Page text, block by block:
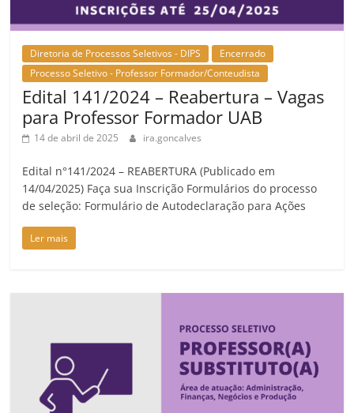
Diretoria de Processos Seletivos - DIPS
Encerrado
Processo Seletivo - Professor Formador/Conteudista
Edital 141/2024 – Reabertura – Vagas
para Professor Formador UAB
14 de abril de 2025 ira.goncalves
Edital n°141/2024 – REABERTURA (Publicado em
14/04/2025) Faça sua Inscrição Formulários do processo
de seleção: Formulário de Autodeclaração para Ações
Ler mais